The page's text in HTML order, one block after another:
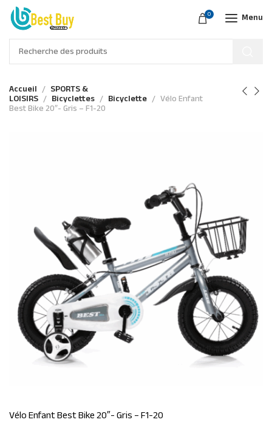
0 Menu
Accueil SPORTS &
LOISIRS Bicyclettes Bicyclette Vélo Enfant
Best Bike 20″- Gris – F1-20
Vélo Enfant Best Bike 20″- Gris – F1-20